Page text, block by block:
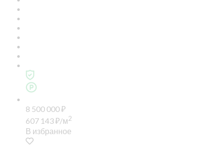
8 500 000₽
607 143₽/м2
В избранное